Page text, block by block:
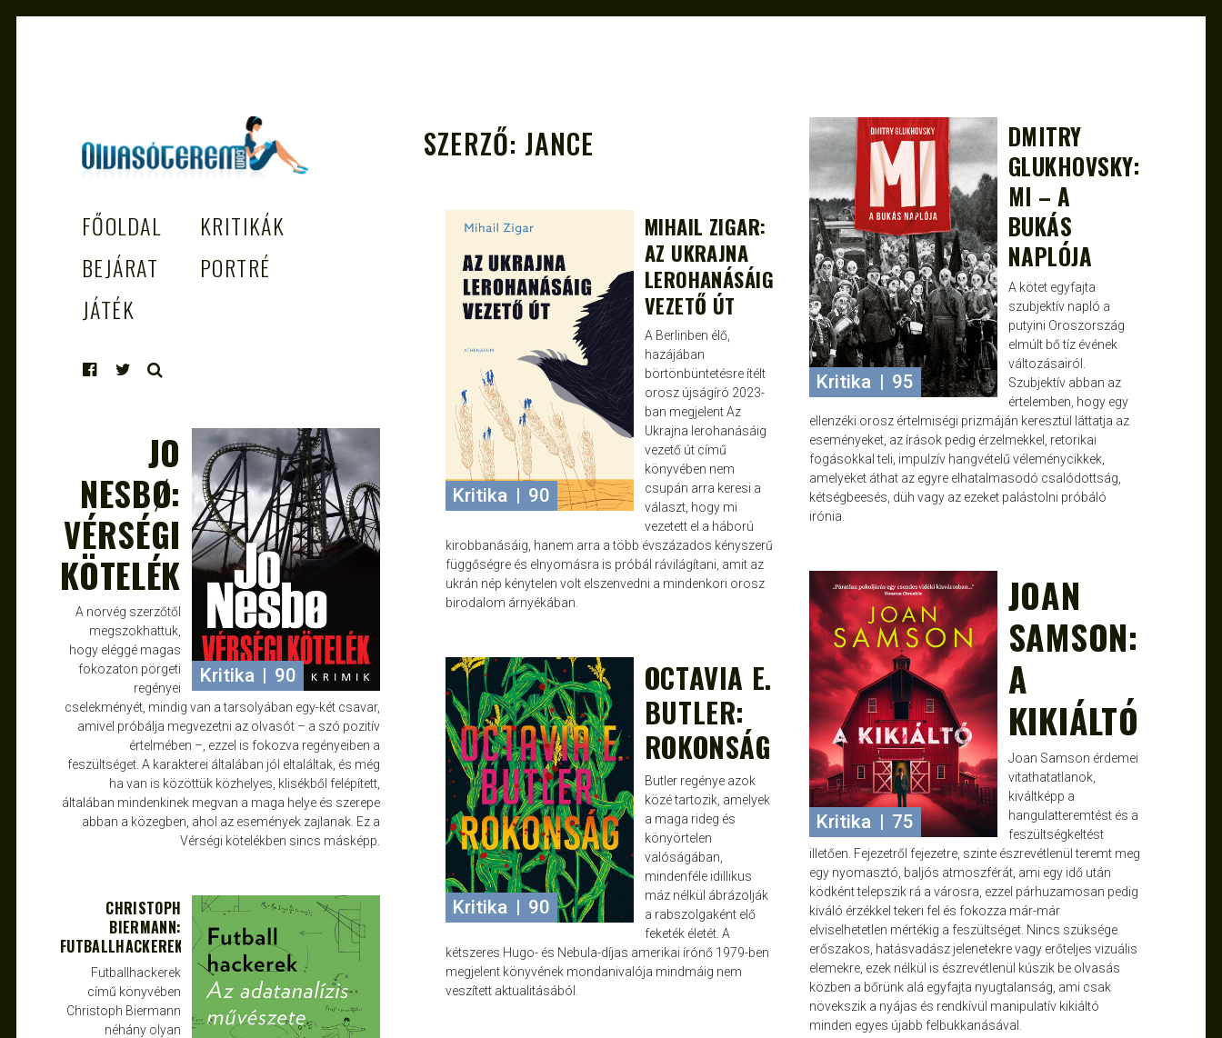
EGÉSZSÉGES OLVASÁS TÁMOGATÓJA
FŐOLDAL
KRITIKÁK
BEJÁRAT
PORTRÉ
JÁTÉK
SZERZŐ: JANCE JANCE MÁJ 25, 2025
Kritika | 95
DMITRY
GLUKHOVSKY:
MI – A
BUKÁS
NAPLÓJA
A kötet egyfajta
szubjektív napló a
putyini Oroszország
elmúlt bő tíz évének
változásairól.
Szubjektív abban az
értelemben, hogy egy
ellenzéki orosz értelmiségi prizmáján keresztül láttatja az
eseményeket, az írások pedig érzelmekkel, retorikai
fogásokkal teli, impulzív hangvételű véleménycikkek,
amelyeket áthat az egyre elhatalmasodó csalódottság,
kétségbeesés, düh vagy az ezeket palástolni próbáló
irónia.
Kritika | 90
MIHAIL ZIGAR:
AZ UKRAJNA
LEROHANÁSÁIG
VEZETŐ ÚT
A Berlinben élő,
hazájában
börtönbüntetésre ítélt
orosz újságíró 2023-
ban megjelent Az
Ukrajna lerohanásáig
vezető út című
könyvében nem
csupán arra keresi a
választ, hogy mi
vezetett el a háború
kirobbanásáig, hanem arra a több évszázados kényszerű
függőségre és elnyomásra is próbál rávilágítani, amit az
ukrán nép kénytelen volt elszenvedni a mindenkori orosz
birodalom árnyékában.
JANCE
JAN 10, 2025
Kritika | 90
JO
NESBØ:
VÉRSÉGI
KÖTELÉK
A norvég szerzőtől
megszokhattuk,
hogy eléggé magas
fokozaton pörgeti
regényei
cselekményét, mindig van a tarsolyában egy-két csavar,
amivel próbálja megvezetni az olvasót – a szó pozitív
értelmében –, ezzel is fokozva regényeiben a
feszültséget. A karakterei általában jól eltaláltak, és még
ha van is közöttük közhelyes, klisékből felépített,
általában mindenkinek megvan a maga helye és szerepe
abban a közegben, ahol az események zajlanak. Ez a
Vérségi kötelékben sincs másképp.
JANCE NOV 17, 2024
Kritika | 75
JOAN
SAMSON:
A
KIKIÁLTÓ
Joan Samson érdemei
vitathatatlanok,
kiváltképp a
hangulatteremtést és a
feszültségkeltést
illetően. Fejezetről fejezetre, szinte észrevétlenül teremt meg
egy nyomasztó, baljós atmoszférát, ami egy idő után
ködként telepszik rá a városra, ezzel párhuzamosan pedig
kiváló érzékkel tekeri fel és fokozza már-már
elviselhetetlen mértékig a feszültséget. Nincs szüksége
erőszakos, hatásvadász jelenetekre vagy erőteljes vizuális
elemekre, ezek nélkül is észrevétlenül kúszik be olvasás
közben a bőrünk alá egyfajta nyugtalanság, ami csak
növekszik a nyájas és rendkívül manipulatív kikiáltó
minden egyes újabb felbukkanásával.
JANCE OKT 22, 2024
Kritika | 90
OCTAVIA E.
BUTLER:
ROKONSÁG
Butler regénye azok
közé tartozik, amelyek
a maga rideg és
könyörtelen
valóságában,
mindenféle idillikus
máz nélkül ábrázolják
a rabszolgaként elő
feketék életét. A
kétszeres Hugo- és Nebula-díjas amerikai írónő 1979-ben
megjelent könyvének mondanivalója mindmáig nem
veszített aktualitásából.
JANCE
SZEPT 16, 2024
CHRISTOPH
BIERMANN:
FUTBALLHACKEREK
Futballhackerek
című könyvében
Christoph Biermann
néhány olyan